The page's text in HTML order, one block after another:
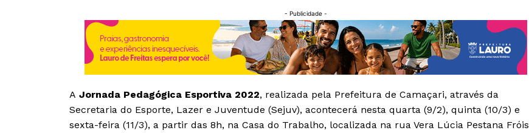
- Publicidade -
A Jornada Pedagógica Esportiva 2022, realizada pela Prefeitura de Camaçari, através da
Secretaria do Esporte, Lazer e Juventude (Sejuv), acontecerá nesta quarta (9/2), quinta (10/3) e
sexta-feira (11/3), a partir das 8h, na Casa do Trabalho, localizada na rua Vera Lúcia Pestana Fróis